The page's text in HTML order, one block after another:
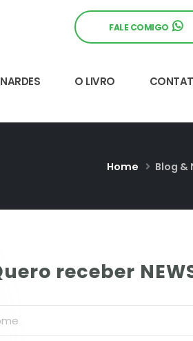
FALE COMIGO
O LIVRO
Home Blog &
receber